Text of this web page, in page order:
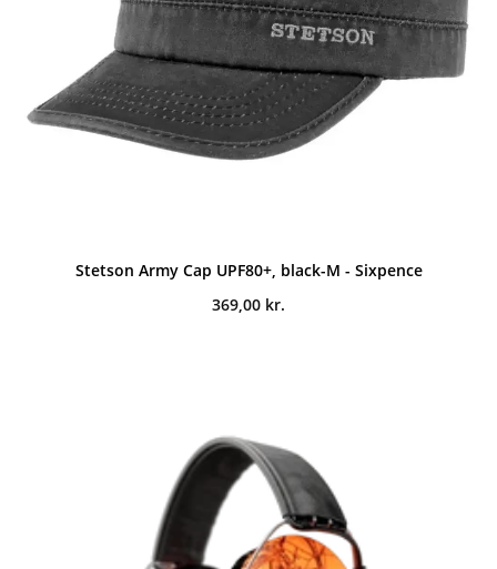
Stetson Army Cap UPF80+, black-M - Sixpence
369,00 kr.